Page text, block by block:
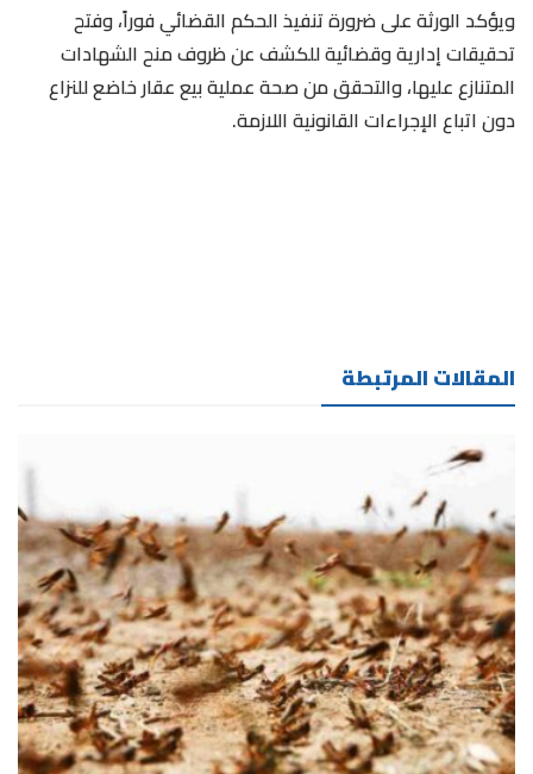
ويؤكد الورثة على ضرورة تنفيذ الحكم القضائي فوراً، وفتح
تحقيقات إدارية وقضائية للكشف عن ظروف منح الشهادات
المتنازع عليها، والتحقق من صحة عملية بيع عقار خاضع للنزاع
دون اتباع الإجراءات القانونية اللازمة.
المقالات المرتبطة